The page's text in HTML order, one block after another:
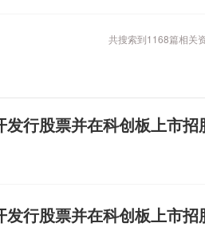
展提速8月5日，交出上市后首份
伟达Rubin GPU和Vera CPU，实
域。”兴业证券认为，太空算力
空基础设施实现数据的处理、分析
练与推理，实现计算任务的天地协
半年预计实现净利润约47亿元 同
7月肉猪销售收入36.62亿元 环比
环比增长8.74%长安汽车：7月
轮船：拟新建5艘阿芙拉型油轮
互联互通供热工程菱电电控：拟6
青海能源投资有限公司（e公司）
共搜索到1168篇相关
发行股票并在科创板上市招
发行股票并在科创板上市招